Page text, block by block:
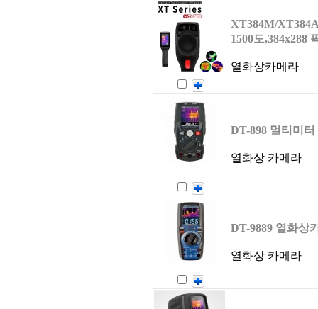
XT384M/
1500도,384x288
열화상카메라
DT-898 멀티미
열화상 카메라
DT-9889 열화상
열화상 카메라